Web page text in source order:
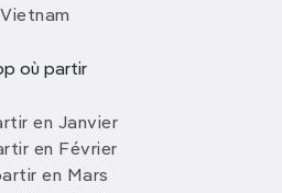
Vietnam
où partir
en Janvier
en Février
en Mars